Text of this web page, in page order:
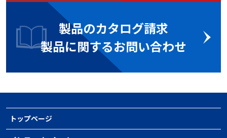
製品のカタログ請求
製品に関するお問い合わせ
トップページ